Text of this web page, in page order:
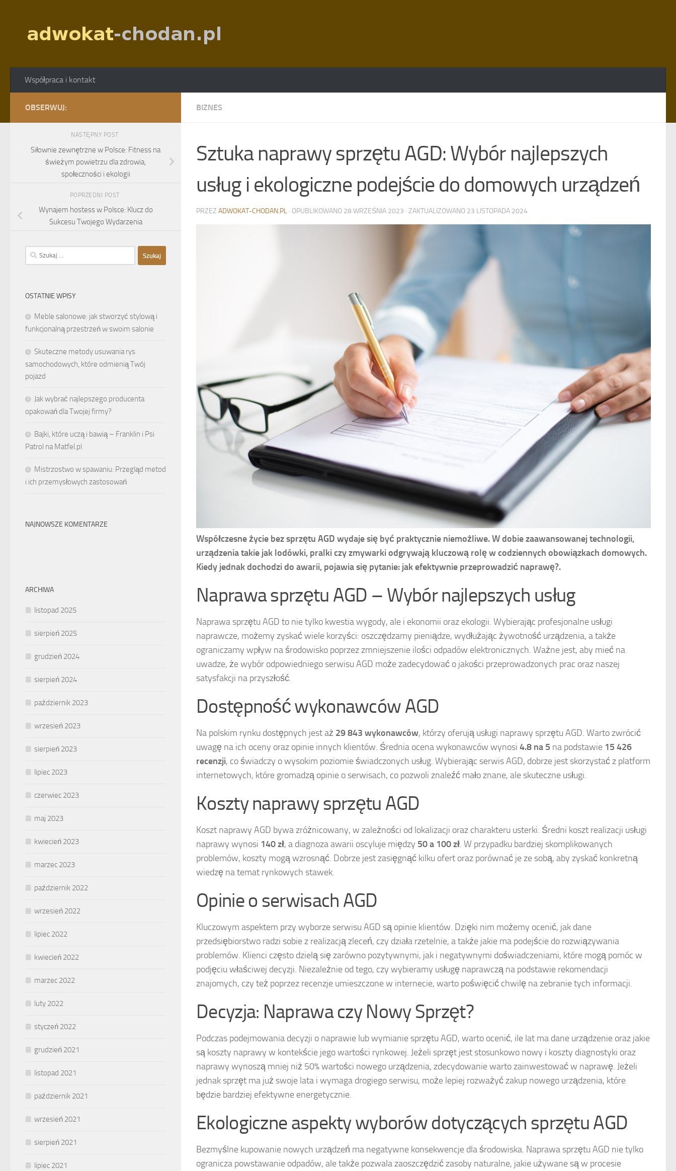
Współpraca i kontakt
BIZNES
Sztuka naprawy sprzętu AGD: Wybór najlepszych
usług i ekologiczne podejście do domowych urządzeń
PRZEZ ADWOKAT-CHODAN.PL · OPUBLIKOWANO 28 WRZEŚNIA 2023 · ZAKTUALIZOWANO 23 LISTOPADA 2024
Współczesne życie bez sprzętu AGD wydaje się być praktycznie niemożliwe. W dobie zaawansowanej technologii,
urządzenia takie jak lodówki, pralki czy zmywarki odgrywają kluczową rolę w codziennych obowiązkach domowych.
Kiedy jednak dochodzi do awarii, pojawia się pytanie: jak efektywnie przeprowadzić naprawę?.
Naprawa sprzętu AGD – Wybór najlepszych usług
Naprawa sprzętu AGD to nie tylko kwestia wygody, ale i ekonomii oraz ekologii. Wybierając profesjonalne usługi
naprawcze, możemy zyskać wiele korzyści: oszczędzamy pieniądze, wydłużając żywotność urządzenia, a także
ograniczamy wpływ na środowisko poprzez zmniejszenie ilości odpadów elektronicznych. Ważne jest, aby mieć na
uwadze, że wybór odpowiedniego serwisu AGD może zadecydować o jakości przeprowadzonych prac oraz naszej
satysfakcji na przyszłość.
Dostępność wykonawców AGD
Na polskim rynku dostępnych jest aż 29 843 wykonawców, którzy oferują usługi naprawy sprzętu AGD. Warto zwrócić
uwagę na ich oceny oraz opinie innych klientów. Średnia ocena wykonawców wynosi 4.8 na 5 na podstawie 15 426
recenzji, co świadczy o wysokim poziomie świadczonych usług. Wybierając serwis AGD, dobrze jest skorzystać z platform
internetowych, które gromadzą opinie o serwisach, co pozwoli znaleźć mało znane, ale skuteczne usługi.
Koszty naprawy sprzętu AGD
Koszt naprawy AGD bywa zróżnicowany, w zależności od lokalizacji oraz charakteru usterki. Średni koszt realizacji usługi
naprawy wynosi 140 zł, a diagnoza awarii oscyluje między 50 a 100 zł. W przypadku bardziej skomplikowanych
problemów, koszty mogą wzrosnąć. Dobrze jest zasięgnąć kilku ofert oraz porównać je ze sobą, aby zyskać konkretną
wiedzę na temat rynkowych stawek.
Opinie o serwisach AGD
Kluczowym aspektem przy wyborze serwisu AGD są opinie klientów. Dzięki nim możemy ocenić, jak dane
przedsiębiorstwo radzi sobie z realizacją zleceń, czy działa rzetelnie, a także jakie ma podejście do rozwiązywania
problemów. Klienci często dzielą się zarówno pozytywnymi, jak i negatywnymi doświadczeniami, które mogą pomóc w
podjęciu właściwej decyzji. Niezależnie od tego, czy wybieramy usługę naprawczą na podstawie rekomendacji
znajomych, czy też poprzez recenzje umieszczone w internecie, warto poświęcić chwilę na zebranie tych informacji.
Decyzja: Naprawa czy Nowy Sprzęt?
Podczas podejmowania decyzji o naprawie lub wymianie sprzętu AGD, warto ocenić, ile lat ma dane urządzenie oraz jakie
są koszty naprawy w kontekście jego wartości rynkowej. Jeżeli sprzęt jest stosunkowo nowy i koszty diagnostyki oraz
naprawy wynoszą mniej niż 50% wartości nowego urządzenia, zdecydowanie warto zainwestować w naprawę. Jeżeli
jednak sprzęt ma już swoje lata i wymaga drogiego serwisu, może lepiej rozważyć zakup nowego urządzenia, które
będzie bardziej efektywne energetycznie.
Ekologiczne aspekty wyborów dotyczących sprzętu AGD
Bezmyślne kupowanie nowych urządzeń ma negatywne konsekwencje dla środowiska. Naprawa sprzętu AGD nie tylko
ogranicza powstawanie odpadów, ale także pozwala zaoszczędzić zasoby naturalne, jakie używane są w procesie
OBSERWUJ:
NASTĘPNY POST
Siłownie zewnętrzne w Polsce: Fitness na
świeżym powietrzu dla zdrowia,
społeczności i ekologii
POPRZEDNI POST
Wynajem hostess w Polsce: Klucz do
Sukcesu Twojego Wydarzenia
Szukaj:
OSTATNIE WPISY
Meble salonowe: jak stworzyć stylową i
funkcjonalną przestrzeń w swoim salonie
Skuteczne metody usuwania rys
samochodowych, które odmienią Twój
pojazd
Jak wybrać najlepszego producenta
opakowań dla Twojej firmy?
Bajki, które uczą i bawią – Franklin i Psi
Patrol na Matfel.pl
Mistrzostwo w spawaniu: Przegląd metod
i ich przemysłowych zastosowań
NAJNOWSZE KOMENTARZE
ARCHIWA
listopad 2025
sierpień 2025
grudzień 2024
sierpień 2024
październik 2023
wrzesień 2023
sierpień 2023
lipiec 2023
czerwiec 2023
maj 2023
kwiecień 2023
marzec 2023
październik 2022
wrzesień 2022
lipiec 2022
kwiecień 2022
marzec 2022
luty 2022
styczeń 2022
grudzień 2021
listopad 2021
październik 2021
wrzesień 2021
sierpień 2021
lipiec 2021